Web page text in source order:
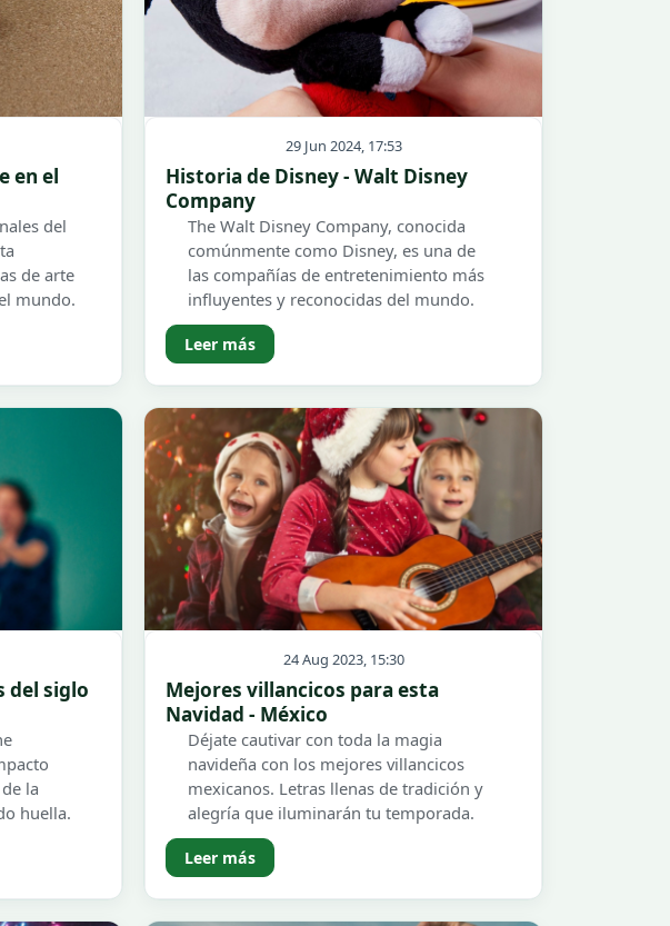
en el
del
de arte
mundo.
29 Jun 2024, 17:53
Historia de Disney - Walt Disney
Company
The Walt Disney Company, conocida
comúnmente como Disney, es una de
las compañías de entretenimiento más
influyentes y reconocidas del mundo.
Leer más
del siglo
la
huella.
24 Aug 2023, 15:30
Mejores villancicos para esta
Navidad - México
Déjate cautivar con toda la magia
navideña con los mejores villancicos
mexicanos. Letras llenas de tradición y
alegría que iluminarán tu temporada.
Leer más